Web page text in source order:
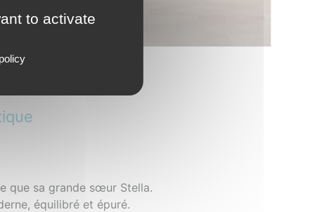
que sa grande sœur Stella.
équilibré et épuré.
to activate